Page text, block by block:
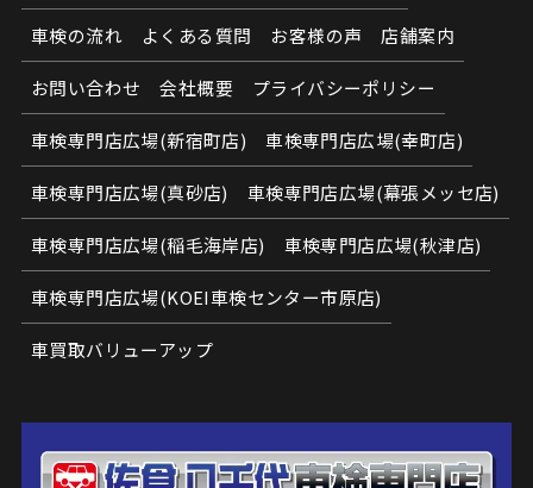
車検の流れ よくある質問 お客様の声 店舗案内
お問い合わせ 会社概要 プライバシーポリシー
車検専門店広場(新宿町店) 車検専門店広場(幸町店)
車検専門店広場(真砂店) 車検専門店広場(幕張メッセ店)
車検専門店広場(稲毛海岸店) 車検専門店広場(秋津店)
車検専門店広場(KOEI車検センター市原店)
車買取バリューアップ